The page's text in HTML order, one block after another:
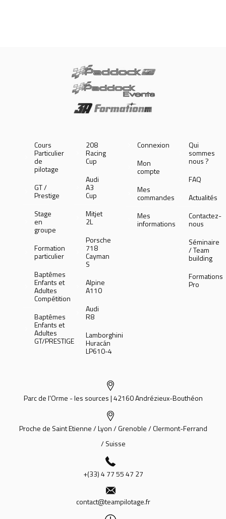
Cours
Particulier
de
pilotage
GT /
Prestige
Stage
en
groupe
Formation
particulier
Baptêmes
Enfants et
Adultes
Compétition
Baptêmes
Enfants et
Adultes
GT/PRESTIGE
208
Racing
Cup
Audi
A3
Cup
Mitjet
2L
Porsche
718
Cayman
S
Alpine
A110
Audi
R8
Lamborghini
Huracán
LP610-4
Connexion
Mon
compte
Mes
commandes
Mes
informations
Qui
sommes
nous ?
FAQ
Actualités
Contactez-
nous
Séminaire
/ Team
building
Formations
Pro
Parc de l'Orme - les sources | 42160 Andrézieux-Bouthéon
Proche de Saint Etienne / Lyon / Grenoble / Clermont-Ferrand
/ Suisse
+(33) 4 77 55 47 27
contact@teampilotage.fr